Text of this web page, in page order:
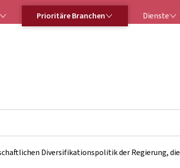
Prioritäre Branchen Dienste
Diversifikationspolitik der Regierung, die